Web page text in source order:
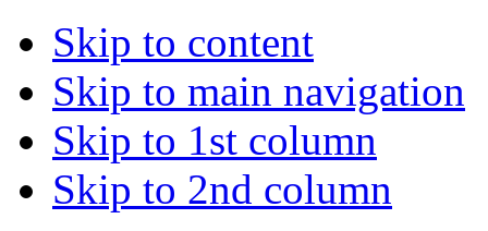
Skip to content
Skip to main navigation
Skip to 1st column
Skip to 2nd column